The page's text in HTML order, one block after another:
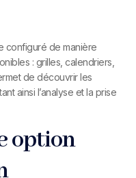
configuré de manière
: grilles, calendriers,
de découvrir les
ainsi l’analyse et la prise
option